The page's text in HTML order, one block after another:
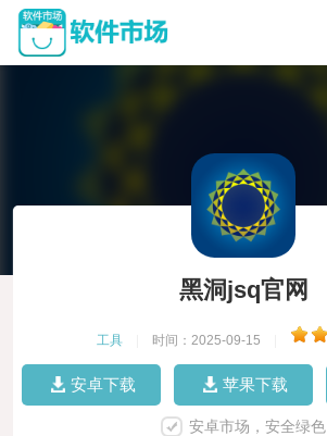
黑洞jsq官网
工具 时间：2025-09-15
安卓下载 苹果下载
安卓市场，安全绿色